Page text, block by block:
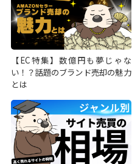
【EC特集】数億円も夢じゃな
い！？話題のブランド売却の魅力
とは